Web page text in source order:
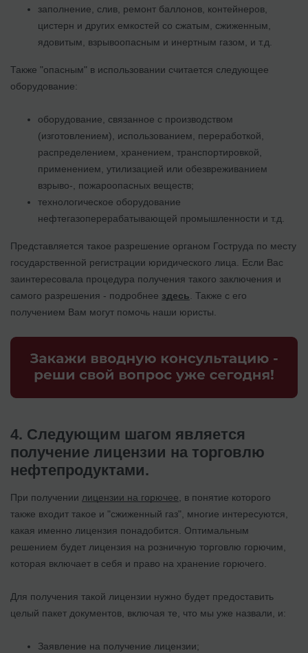
заполнение, слив, ремонт баллонов, контейнеров,
цистерн и других емкостей со сжатым, сжиженным,
ядовитым, взрывоопасным и инертным газом, и т.д.
Также "опасным" в использовании считается следующее
оборудование:
оборудование, связанное с производством
(изготовлением), использованием, переработкой,
распределением, хранением, транспортировкой,
применением, утилизацией или обезвреживанием
взрыво-, пожароопасных веществ;
технологическое оборудование
нефтегазоперерабатывающей промышленности и т.д.
Представляется такое разрешение органом Гоструда по месту
государственной регистрации юридического лица. Если Вас
заинтересовала процедура получения такого заключения и
самого разрешения - подробнее здесь . Также с его
получением Вам могут помочь наши юристы.
4. Следующим шагом является
получение лицензии на торговлю
нефтепродуктами.
При получении лицензии на горючее, в понятие которого
также входит такое и "сжиженный газ", многие интересуются,
какая именно лицензия понадобится. Оптимальным
решением будет лицензия на розничную торговлю горючим,
которая включает в себя и право на хранение горючего.
Для получения такой лицензии нужно будет предоставить
целый пакет документов, включая те, что мы уже назвали, и:
Заявление на получение лицензии;